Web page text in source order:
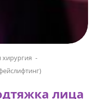
хирургия
лица